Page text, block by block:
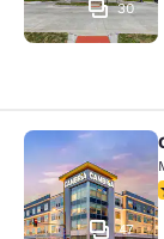
30
Cambria
47